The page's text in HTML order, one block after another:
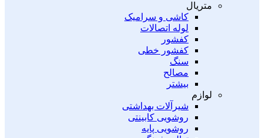
متریال
کاشی و سرامیک
لوله اتصالات
کفشور
کفشور خطی
سنگ
مصالح
بیشتر
لوازم
شیرآلات بهداشتی
روشویی کابینتی
روشویی پایه